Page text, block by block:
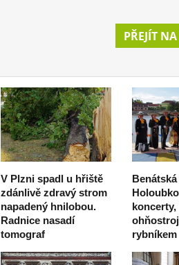
PŘEJÍT
V Plzni spadl u hřiště
zdánlivě zdravý strom
napadený hnilobou.
Radnice nasadí
tomograf
rybníkem